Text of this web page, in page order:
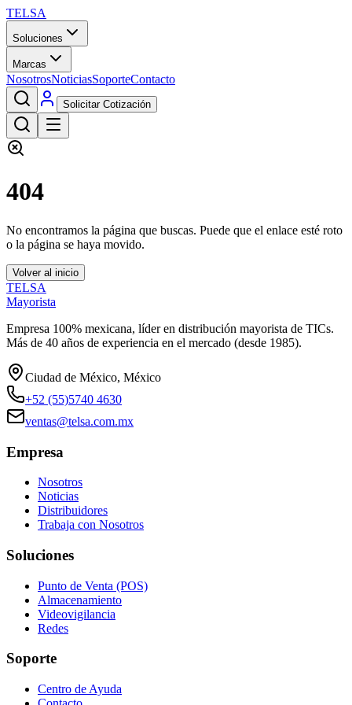
TELSA
Soluciones
Marcas
NosotrosNoticiasSoporteContacto
Solicitar Cotización
404
No encontramos la página que buscas. Puede que el enlace esté roto
o la página se haya movido.
Volver al inicio
TELSA
Mayorista
Empresa 100% mexicana, líder en distribución mayorista de TICs.
Más de 40 años de experiencia en el mercado (desde 1985).
Ciudad de México, México
+52 (55)5740 4630
ventas@telsa.com.mx
Empresa
Nosotros
Noticias
Distribuidores
Trabaja con Nosotros
Soluciones
Punto de Venta (POS)
Almacenamiento
Videovigilancia
Redes
Soporte
Centro de Ayuda